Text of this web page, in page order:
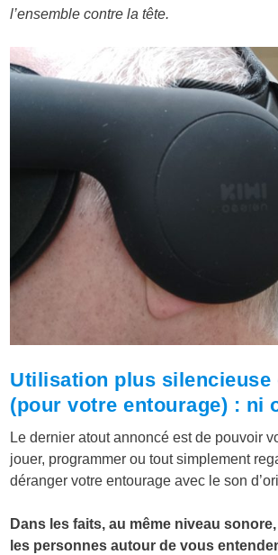
l’ensemble contre la tête.
Utilisation plus silencieuse
(pour votre entourage) : ni
Le dernier atout annoncé est de pouvoir
jouer, programmer ou tout simplement
déranger votre entourage avec le son
Dans les faits, au même niveau
les personnes autour de vous